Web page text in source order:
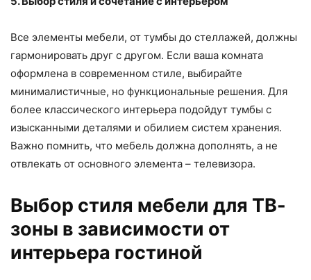
Все элементы мебели, от тумбы до стеллажей, должны
гармонировать друг с другом. Если ваша комната
оформлена в современном стиле, выбирайте
минималистичные, но функциональные решения. Для
более классического интерьера подойдут тумбы с
изысканными деталями и обилием систем хранения.
Важно помнить, что мебель должна дополнять, а не
отвлекать от основного элемента – телевизора.
Выбор стиля мебели для ТВ-
зоны в зависимости от
интерьера гостиной